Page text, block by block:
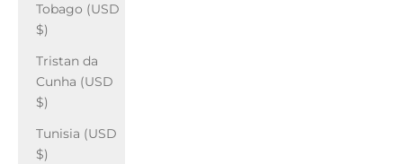
Tobago (USD
$)
Tristan da
Cunha (USD
$)
Tunisia (USD
$)